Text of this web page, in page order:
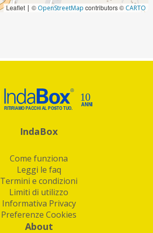
Leaflet | © OpenStreetMap contributors © CARTO
IndaBox
Come funziona
Leggi le faq
Termini e condizioni
Limiti di utilizzo
Informativa Privacy
Preferenze Cookies
About